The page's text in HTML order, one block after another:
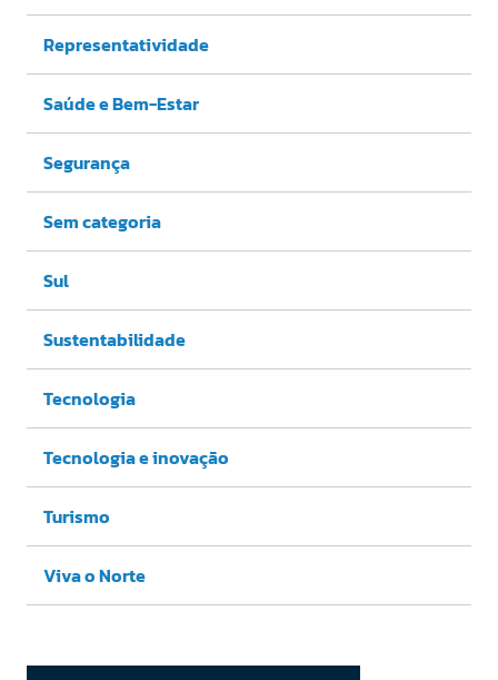
Representatividade
Saúde e Bem-Estar
Segurança
Sem categoria
Sul
Sustentabilidade
Tecnologia
Tecnologia e inovação
Turismo
Viva o Norte